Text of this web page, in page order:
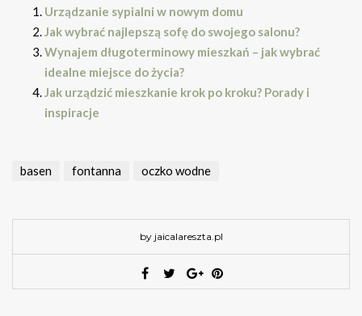
Urządzanie sypialni w nowym domu
Jak wybrać najlepszą sofę do swojego salonu?
Wynajem długoterminowy mieszkań – jak wybrać
idealne miejsce do życia?
Jak urządzić mieszkanie krok po kroku? Porady i
inspiracje
basen fontanna oczko wodne
by jaicalareszta.pl